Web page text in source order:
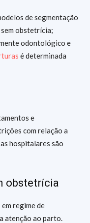
de segmentação
obstetrícia;
odontológico e
é determinada
e
com relação a
hospitalares são
obstetrícia
regime de
atenção ao parto.